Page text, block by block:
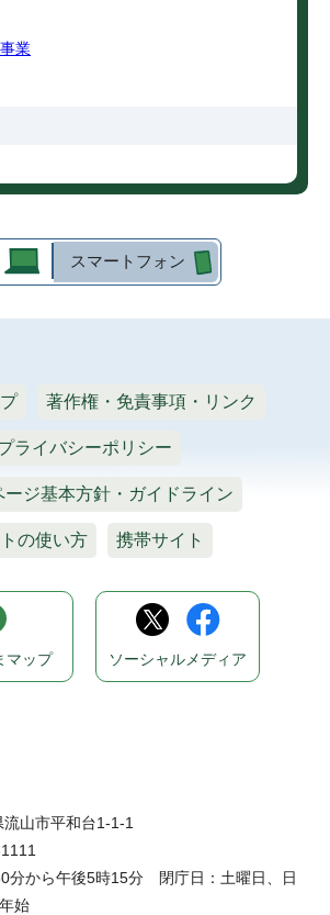
業
スマートフォン
著作権・免責事項・リンク
ライバシーポリシー
ージ基本方針・ガイドライン
の使い方 携帯サイト
山市平和台1-1-1
分から午後5時15分 閉庁日：土曜日、日
始
マップ ソーシャルメディア